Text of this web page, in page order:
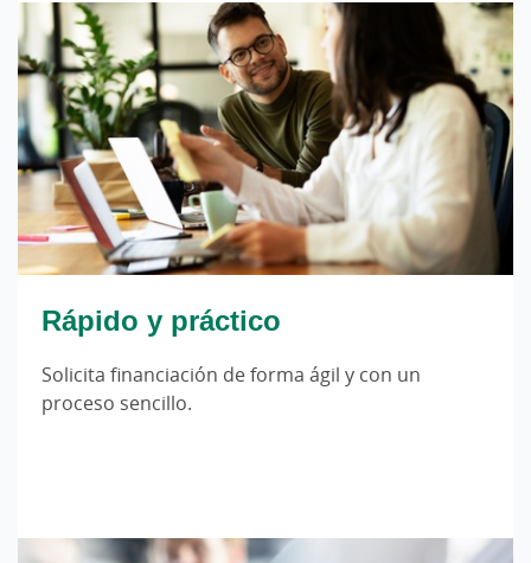
Rápido y práctico
Solicita financiación de forma ágil y con un
proceso sencillo.